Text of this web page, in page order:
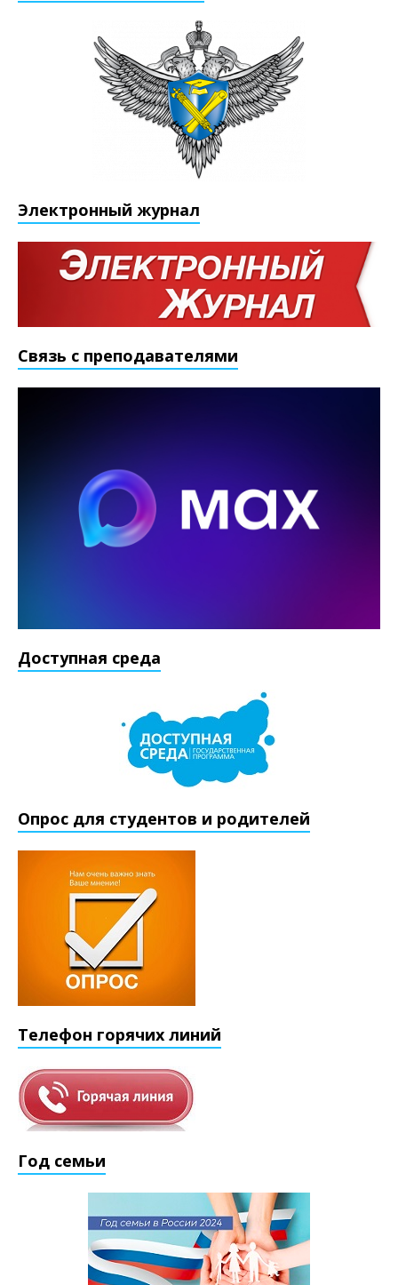
Электронный журнал
Связь с преподавателями
Доступная среда
Опрос для студентов и родителей
Телефон горячих линий
Год семьи